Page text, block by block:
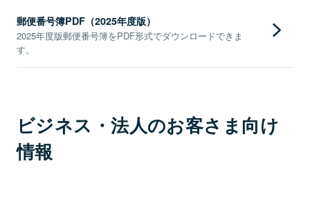
郵便番号簿PDF（2025年度版）
2025年度版郵便番号簿をPDF形式でダウンロードできま
す。
ビジネス・法人のお客さま向け
情報